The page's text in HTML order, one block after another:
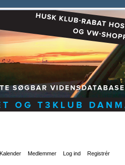
Kalender Medlemmer Log ind Registrér